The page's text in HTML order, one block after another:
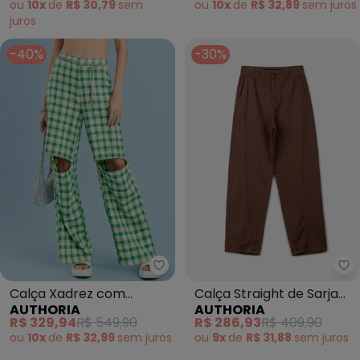
ou 10x de R$ 30,79 sem
juros
ou 10x de R$ 32,89 sem juros
-40%
Authoria - Calça Xadrez com
Calça Xadrez com
Pedraria (Verde)
AUTHORIA
R$ 329,94R$ 549,90
ou 10x de R$ 32,99 sem juros
-30%
Calça Straight de Sarja
Marrom (Marrom)
AUTHORIA
R$ 286,93R$ 409,90
ou 9x de R$ 31,88 sem juros